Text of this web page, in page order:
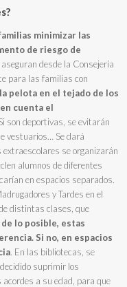
minimizar las
de riesgo de
, aseguran desde la Consejería
para las familias con
pelota en el tejado de los
cuenta el
son deportivas, se evitarán
vestuarios… Se dará
extraescolares se organizarán
alumnos de diferentes
en espacios separados.
y Tardes en el
distintas clases, que
de lo posible, estas
Si no, en espacios
. En las bibliotecas, se
suprimir los
a su edad, para que